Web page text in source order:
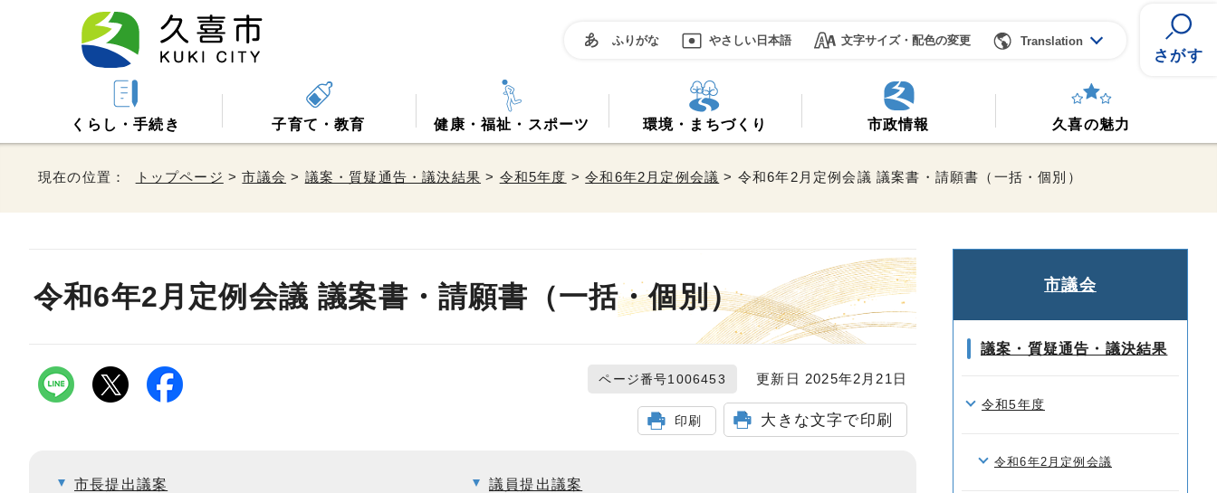
ふりがな やさしい日本語 文字サイズ・配色の変更 Translation
さがす
くらし・手続き 子育て・教育 健康・福祉・スポーツ 環境・まちづくり 市政情報 久喜の魅力
現在の位置： トップページ >市議会 > 議案・質疑通告・議決結果 > 令和5年度 >令和6年2月定例会議 > 令和6年2月定例会議 議案書・請願書（一括・個別）
令和6年2月定例会議 議案書・請願書（一括・個別）
ページ番号1006453 更新日 2025年2月21日
印刷 大きな文字で印刷
市長提出議案 議員提出議案
市議会
議案・質疑通告・議決結果
令和5年度
令和6年2月定例会議